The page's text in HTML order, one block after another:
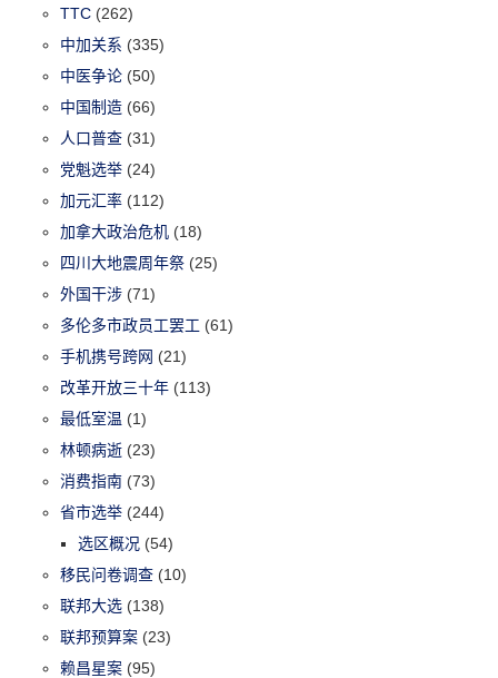
TTC (262)
中加关系 (335)
中医争论 (50)
中国制造 (66)
人口普查 (31)
党魁选举 (24)
加元汇率 (112)
加拿大政治危机 (18)
四川大地震周年祭 (25)
外国干涉 (71)
多伦多市政员工罢工 (61)
手机携号跨网 (21)
改革开放三十年 (113)
最低室温 (1)
林顿病逝 (23)
消费指南 (73)
省市选举 (244)
选区概况 (54)
移民问卷调查 (10)
联邦大选 (138)
联邦预算案 (23)
赖昌星案 (95)